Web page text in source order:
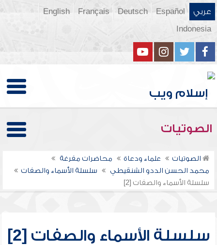
عربي Español
Deutsch
Français
English
Indonesia
الصوتيات
الصوتيات علماء ودعاة
محاضرات مفرغة
محمد الحسن الددو الشنقيطي
سلسلة الأسماء والصفات
سلسلة الأسماء والصفات [2]
سلسلة الأسماء والصفات [2]